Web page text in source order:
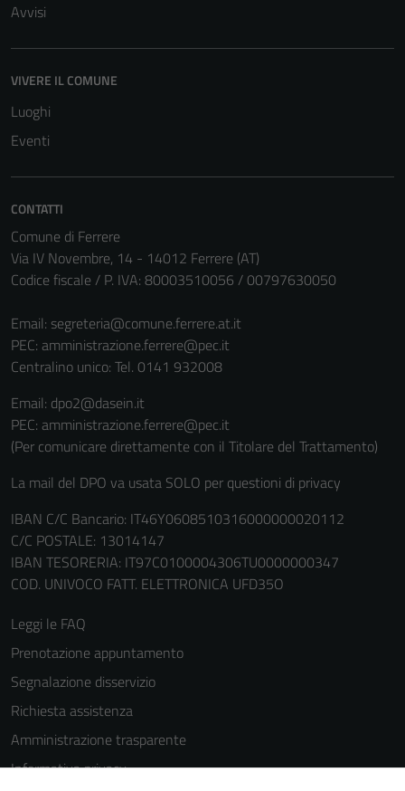
Avvisi
VIVERE IL COMUNE
Luoghi
Eventi
CONTATTI
Comune di Ferrere
Via IV Novembre, 14 - 14012 Ferrere (AT)
Codice fiscale / P. IVA: 80003510056 / 00797630050
Email: segreteria@comune.ferrere.at.it
PEC: amministrazione.ferrere@pec.it
Centralino unico: Tel. 0141 932008
Email: dpo2@dasein.it
PEC: amministrazione.ferrere@pec.it
(Per comunicare direttamente con il Titolare del Trattamento)
La mail del DPO va usata SOLO per questioni di privacy
IBAN C/C Bancario: IT46Y0608510316000000020112
C/C POSTALE: 13014147
IBAN TESORERIA: IT97C0100004306TU0000000347
COD. UNIVOCO FATT. ELETTRONICA UFD35O
Leggi le FAQ
Prenotazione appuntamento
Segnalazione disservizio
Richiesta assistenza
Amministrazione trasparente
Informativa privacy